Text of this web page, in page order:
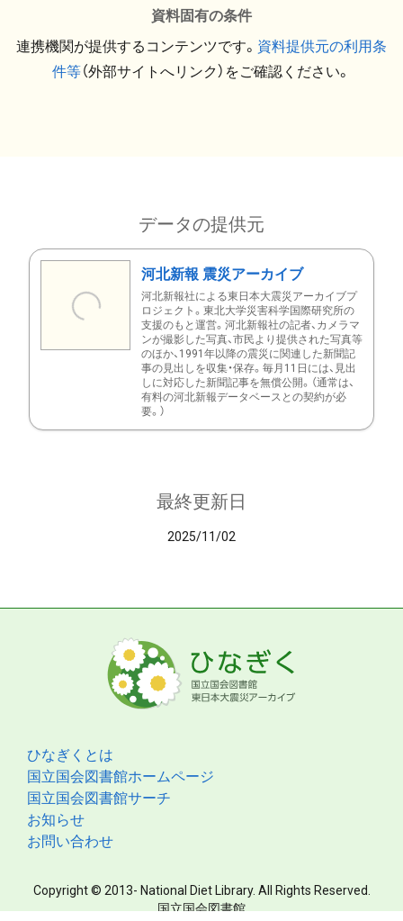
資料固有の条件
連携機関が提供するコンテンツです。 資料提供元の利用条
件等（外部サイトへリンク）をご確認ください。
データの提供元
河北新報 震災アーカイブ
河北新報社による東日本大震災アーカイブプ
ロジェクト。東北大学災害科学国際研究所の
支援のもと運営。河北新報社の記者、カメラマ
ンが撮影した写真、市民より提供された写真等
のほか、1991年以降の震災に関連した新聞記
事の見出しを収集・保存。毎月11日には、見出
しに対応した新聞記事を無償公開。（通常は、
有料の河北新報データベースとの契約が必
要。）
最終更新日
2025/11/02
ひなぎくとは
国立国会図書館ホームページ
国立国会図書館サーチ
お知らせ
お問い合わせ
Copyright © 2013- National Diet Library. All Rights Reserved.